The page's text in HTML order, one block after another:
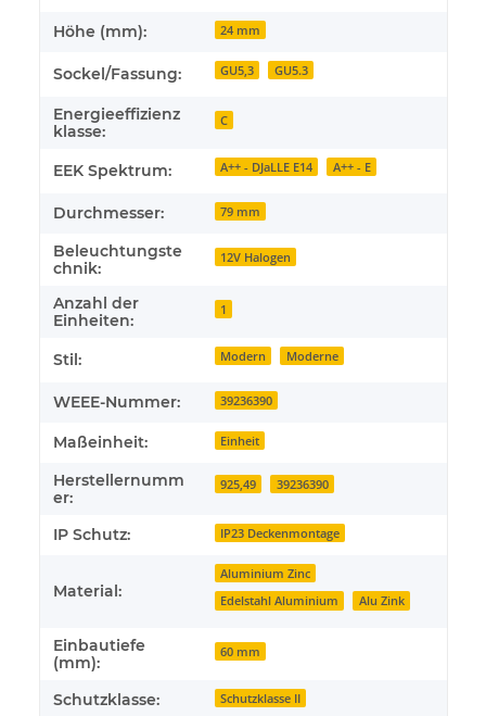
Höhe (mm):
24 mm
Sockel/Fassung: GU5,3 GU5.3
Energieeffizienz
klasse:
C
EEK Spektrum: A++ - DJaLLE E14 A++ - E
Durchmesser: 79 mm
Beleuchtungste
chnik:
12V Halogen
Anzahl der
Einheiten:
1
Stil: Modern Moderne
WEEE-Nummer: 39236390
Maßeinheit: Einheit
Herstellernumm
er:
925,49 39236390
IP Schutz: IP23 Deckenmontage
Material:
Aluminium Zinc
Edelstahl Aluminium
Alu Zink
Einbautiefe
(mm):
60 mm
Schutzklasse: Schutzklasse II